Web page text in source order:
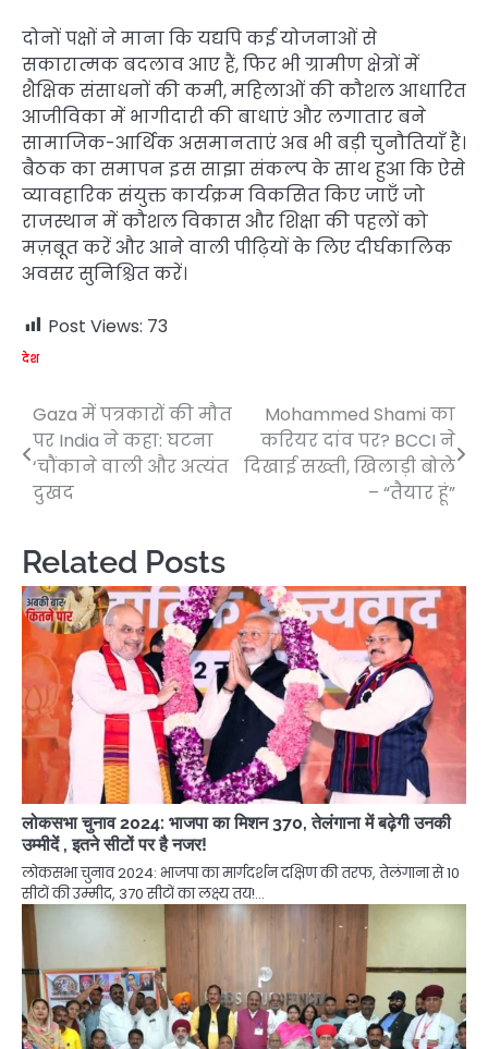
दोनों पक्षों ने माना कि यद्यपि कई योजनाओं से
सकारात्मक बदलाव आए हैं, फिर भी ग्रामीण क्षेत्रों में
शैक्षिक संसाधनों की कमी, महिलाओं की कौशल आधारित
आजीविका में भागीदारी की बाधाएं और लगातार बने
सामाजिक-आर्थिक असमानताएं अब भी बड़ी चुनौतियाँ हैं।
बैठक का समापन इस साझा संकल्प के साथ हुआ कि ऐसे
व्यावहारिक संयुक्त कार्यक्रम विकसित किए जाएँ जो
राजस्थान में कौशल विकास और शिक्षा की पहलों को
मज़बूत करें और आने वाली पीढ़ियों के लिए दीर्घकालिक
अवसर सुनिश्चित करें।
Post Views: 73
देश
Post
navigation
Gaza में पत्रकारों की मौत
पर India ने कहा: घटना
‘चौंकाने वाली और अत्यंत
दुखद
Mohammed Shami का
करियर दांव पर? BCCI ने
दिखाई सख्ती, खिलाड़ी बोले
– “तैयार हूं”
Related Posts
लोकसभा चुनाव 2024: भाजपा का मिशन 370, तेलंगाना में बढ़ेगी उनकी
उम्मीदें , इतने सीटों पर है नजर!
लोकसभा चुनाव 2024: भाजपा का मार्गदर्शन दक्षिण की तरफ, तेलंगाना से 10
सीटों की उम्मीद, 370 सीटों का लक्ष्य तय!…